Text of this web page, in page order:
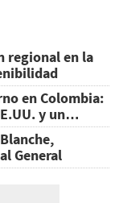
regional en la
en Colombia:
y un
General